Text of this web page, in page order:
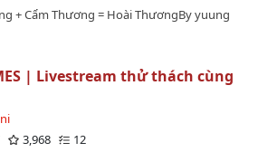
các thành viên của nhóm IDOLiSH7 đã
họ. Đối với Tsunashi Ryuunosuke, người
hiện thực.…
+ Cẩm Thương = Hoài ThươngBy yuung
| Livestream thử thách cùng
3,968
12